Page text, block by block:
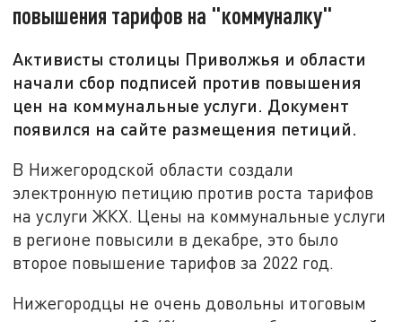
повышения тарифов на "коммуналку"
Активисты столицы Приволжья и области
начали сбор подписей против повышения
цен на коммунальные услуги. Документ
появился на сайте размещения петиций.
В Нижегородской области создали
электронную петицию против роста тарифов
на услуги ЖКХ. Цены на коммунальные услуги
в регионе повысили в декабре, это было
второе повышение тарифов за 2022 год.
Нижегородцы не очень довольны итоговым